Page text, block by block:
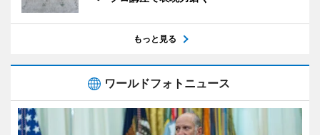
もっと見る
ワールドフォトニュース